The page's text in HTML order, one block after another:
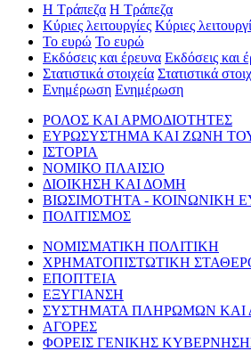
Η Τράπεζα Η Τράπεζα
Κύριες λειτουργίες Κύριες
Το ευρώ Το ευρώ
Εκδόσεις και έρευνα Εκδόσεις και
Στατιστικά στοιχεία Στατιστικά
Ενημέρωση Ενημέρωση
ΡΟΛΟΣ ΚΑΙ ΑΡΜΟΔΙΟΤΗΤΕΣ
ΕΥΡΩΣΥΣΤΗΜΑ ΚΑΙ ΖΩΝΗ
ΙΣΤΟΡΙΑ
ΝΟΜΙΚΟ ΠΛΑΙΣΙΟ
ΔΙΟΙΚΗΣΗ ΚΑΙ ΔΟΜΗ
ΒΙΩΣΙΜΟΤΗΤΑ - ΚΟΙΝΩΝΙΚΗ
ΠΟΛΙΤΙΣΜΟΣ
ΝΟΜΙΣΜΑΤΙΚΗ ΠΟΛΙΤΙΚΗ
ΧΡΗΜΑΤΟΠΙΣΤΩΤΙΚΗ
ΕΠΟΠΤΕΙΑ
ΕΞΥΓΙΑΝΣΗ
ΣΥΣΤΗΜΑΤΑ ΠΛΗΡΩΜΩΝ ΚΑΙ
ΑΓΟΡΕΣ
ΦΟΡΕΙΣ ΓΕΝΙΚΗΣ